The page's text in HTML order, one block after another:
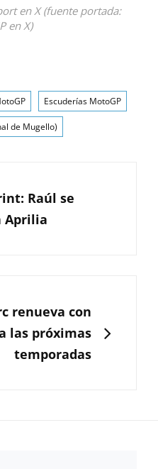
en X (fuente portada:
en X)
Escuderías MotoGP
de Mugello)
Raúl se
Aprilia
renueva con
las próximas
temporadas